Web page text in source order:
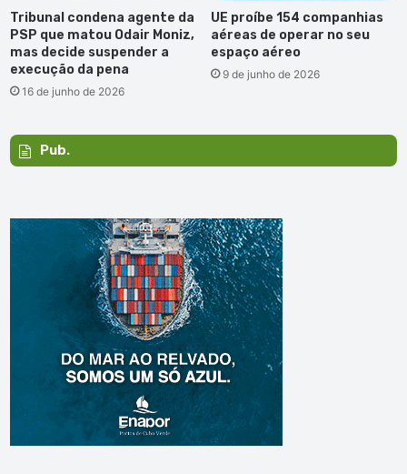
Tribunal condena agente da
PSP que matou Odair Moniz,
mas decide suspender a
execução da pena
16 de junho de 2026
UE proíbe 154 companhias
aéreas de operar no seu
espaço aéreo
9 de junho de 2026
Pub.